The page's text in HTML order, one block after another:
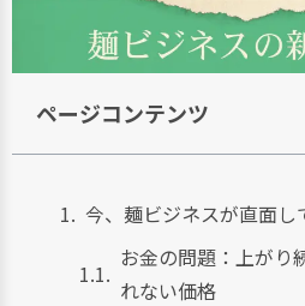
ページコンテンツ
今、麺ビジネスが直面し
お金の問題：上がり
れない価格